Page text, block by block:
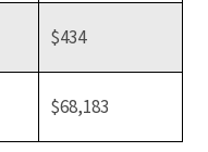
$434
$68,183